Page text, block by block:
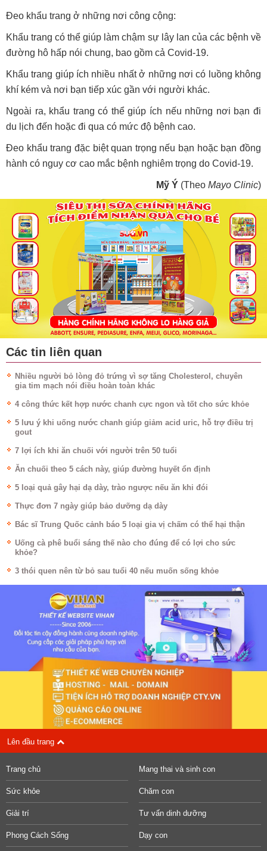
Đeo khẩu trang ở những nơi công cộng:
Khẩu trang có thể giúp làm chậm sự lây lan của các bệnh về
đường hô hấp nói chung, bao gồm cả Covid-19.
Khẩu trang giúp ích nhiều nhất ở những nơi có luồng không
khí kém và nơi bạn tiếp xúc gần với người khác.
Ngoài ra, khẩu trang có thể giúp ích nếu những nơi bạn đi
du lịch đến hoặc đi qua có mức độ bệnh cao.
Đeo khẩu trang đặc biệt quan trọng nếu bạn hoặc bạn đồng
hành có nguy cơ cao mắc bệnh nghiêm trọng do Covid-19.
Mỹ Ý (Theo Mayo Clinic)
Các tin liên quan
Nhiều người bỏ lòng đỏ trứng vì sợ tăng Cholesterol, chuyên
gia tim mạch nói điều hoàn toàn khác
4 công thức kết hợp nước chanh cực ngon và tốt cho sức khỏe
5 lưu ý khi uống nước chanh giúp giảm acid uric, hỗ trợ điều trị
gout
7 lợi ích khi ăn chuối với người trên 50 tuổi
Ăn chuối theo 5 cách này, giúp đường huyết ổn định
5 loại quả gây hại dạ dày, trào ngược nếu ăn khi đói
Thực đơn 7 ngày giúp bảo dưỡng dạ dày
Bác sĩ Trung Quốc cảnh báo 5 loại gia vị chấm có thể hại thận
Uống cà phê buổi sáng thế nào cho đúng để có lợi cho sức
khỏe?
3 thói quen nên từ bỏ sau tuổi 40 nếu muốn sống khỏe
Lên đầu trang
Trang chủ
Sức khỏe
Giải trí
Phong Cách Sống
Mang thai và sinh con
Chăm con
Tư vấn dinh dưỡng
Dạy con